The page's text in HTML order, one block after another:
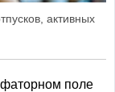
активных
поле